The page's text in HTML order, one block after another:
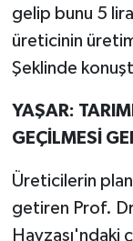
gelip bunu 5
üreticinin
Şeklinde
YAŞAR:
GEÇİLMESİ
Üreticilerin
getiren Prof.
Havzası'ndaki